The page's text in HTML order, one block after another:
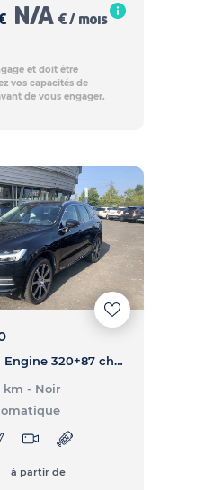
N/A € / mois
et doit être
vos capacités de
de vous engager.
XC60 T8 Twin Engine 320+87 ch Geartronic 8 - Inscription Luxe
km- Noir
à partir de